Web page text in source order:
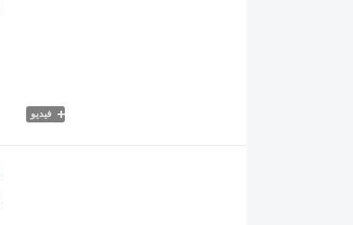
فيديو